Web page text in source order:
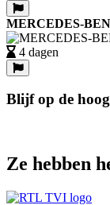
MERCEDES-
4 dagen
Blijf op de
Ze hebben